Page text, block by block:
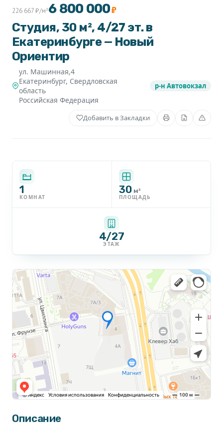
Студия, 30 м², 4/27 эт. в
Екатеринбурге — Новый
Ориентир
ул. Машинная,4
Екатеринбург, Свердловская
область
Российская Федерация
р-н Автовокзал
226 667 ₽/м²6 800 000₽
Добавить в Закладки
1
КОМНАТ
30 м²
ПЛОЩАДЬ
4/27
ЭТАЖ
Описание